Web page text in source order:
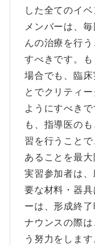
した全てのイ
メンバーは、
んの治療を行
すべきです。
場合でも、臨
とでクリティ
ようにすべき
も、指導医の
習を行うこと
あることを最大
実習参加者は
要な材料・器
ーは、形成終
ナウンスの際
う努力をします